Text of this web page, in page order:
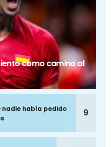
como camino al
nadie había pedido
9